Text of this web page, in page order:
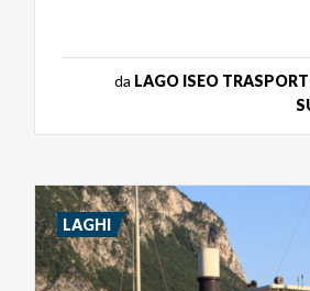
da LAGO ISEO
LAGHI